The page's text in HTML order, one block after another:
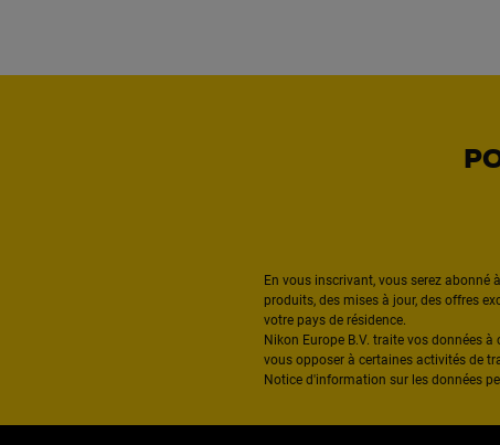
En vous inscrivant, vous serez
produits, des mises à jour, des offres
votre pays de résidence.
Nikon Europe B.V. traite vos données
vous opposer à certaines activités de
Notice d'information sur les données